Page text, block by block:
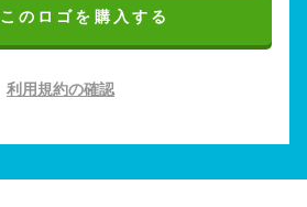
このロゴを購入する
利用規約の確認